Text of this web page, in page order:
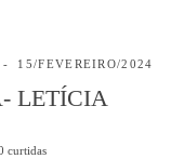
15/FEVEREIRO/2024
LETÍCIA
curtidas